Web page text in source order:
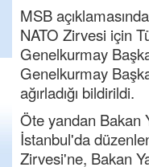
MSB
NATO Zirvesi için
Genelkurmay
Genelkurmay
ağırladığı bildirildi.
Öte yandan Bakan
İstanbul'da
Zirvesi'ne, Bakan